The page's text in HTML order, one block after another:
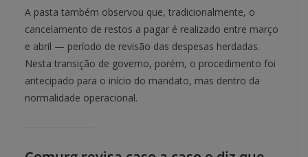
A pasta também observou que, tradicionalmente, o
cancelamento de restos a pagar é realizado entre março
e abril — período de revisão das despesas herdadas.
Nesta transição de governo, porém, o procedimento foi
antecipado para o início do mandato, mas dentro da
normalidade operacional.